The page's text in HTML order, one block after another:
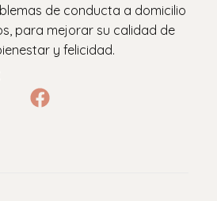
de conducta a domicilio
para mejorar su calidad de
y felicidad.